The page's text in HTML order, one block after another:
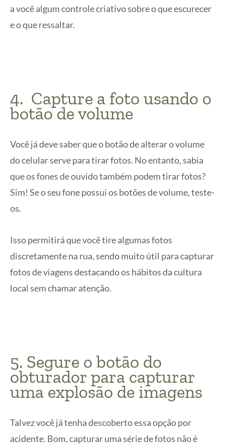
a você algum controle criativo sobre o que escurecer
e o que ressaltar.
4. Capture a foto usando o
botão de volume
Você já deve saber que o botão de alterar o volume
do celular serve para tirar fotos. No entanto, sabia
que os fones de ouvido também podem tirar fotos?
Sim! Se o seu fone possui os botões de volume, teste-
os.
Isso permitirá que você tire algumas fotos
discretamente na rua, sendo muito útil para capturar
fotos de viagens destacando os hábitos da cultura
local sem chamar atenção.
5. Segure o botão do
obturador para capturar
uma explosão de imagens
Talvez você já tenha descoberto essa opção por
acidente. Bom, capturar uma série de fotos não é